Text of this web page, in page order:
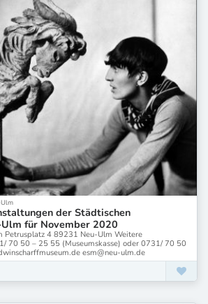
Ulm
der Städtischen
für November 2020
Petrusplatz 4 89231 Neu-Ulm Weitere
70 50 – 25 55 (Museumskasse) oder 0731/ 70 50
esm@neu-ulm.de